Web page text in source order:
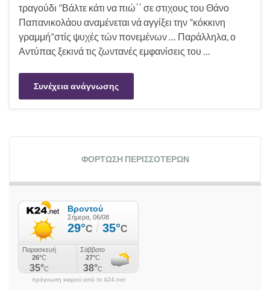
τραγούδι ”Βάλτε κάτι να πιώ΄΄ σε στιχους του Θάνο
Παπανικολάου αναμένεται νά αγγίξει την ”κόκκινη
γραμμή”στίς ψυχές τών πονεμένων … Παράλληλα, ο
Αντύπας ξεκινά τις ζωντανές εμφανίσεις του …
Συνέχεια ανάγνωσης
ΦΌΡΤΩΣΗ ΠΕΡΙΣΣΌΤΕΡΩΝ
πρόγνωση καιρού από το k24.net